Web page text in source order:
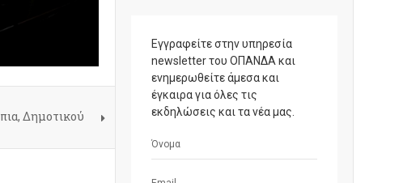
Δημοτικού
Εγγραφείτε στην υπηρεσία
newsletter του ΟΠΑΝΔΑ και
ενημερωθείτε άμεσα και
έγκαιρα για όλες τις
εκδηλώσεις και τα νέα μας.